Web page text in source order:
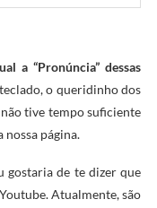
a “Pronúncia” dessas
o queridinho dos
tive tempo suficiente
página.
gostaria de te dizer que
Atualmente, são